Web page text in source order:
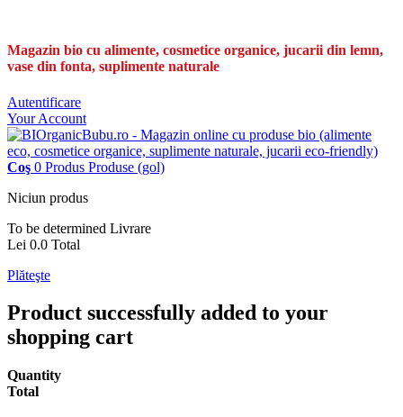
Magazin bio cu alimente, cosmetice organice, jucarii din lemn,
vase din fonta, suplimente naturale
Autentificare
Your Account
Coş 0 Produs Produse (gol)
Niciun produs
To be determined Livrare
Lei 0.0 Total
Plăteşte
Product successfully added to your
shopping cart
Quantity
Total